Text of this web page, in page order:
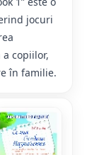
jocuri
copiilor,
în familie.